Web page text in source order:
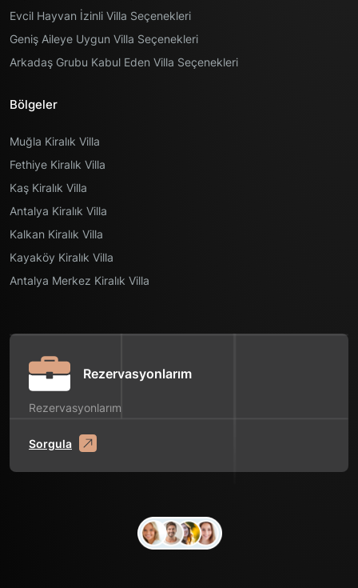
Evcil Hayvan İzinli Villa Seçenekleri
Geniş Aileye Uygun Villa Seçenekleri
Arkadaş Grubu Kabul Eden Villa Seçenekleri
Bölgeler
Muğla Kiralık Villa
Fethiye Kiralık Villa
Kaş Kiralık Villa
Antalya Kiralık Villa
Kalkan Kiralık Villa
Kayaköy Kiralık Villa
Antalya Merkez Kiralık Villa
Rezervasyonlarım
Rezervasyonlarım
Sorgula